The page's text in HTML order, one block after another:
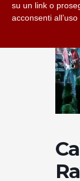
su un link o
acconsenti all’uso